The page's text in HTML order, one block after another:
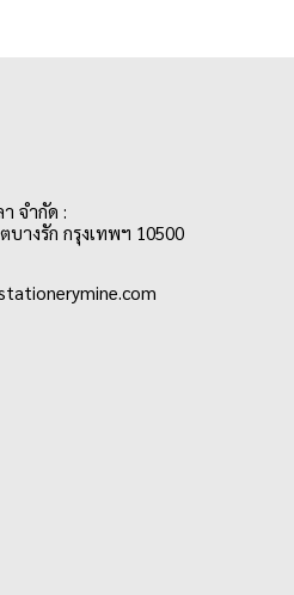
ช่วงเวลาในแต่ละปี
จำกัด :
างรัก กรุงเทพฯ 10500